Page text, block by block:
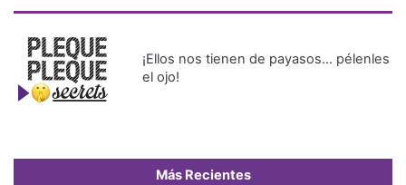
¡Ellos nos tienen de payasos… pélenles
el ojo!
Más Recientes